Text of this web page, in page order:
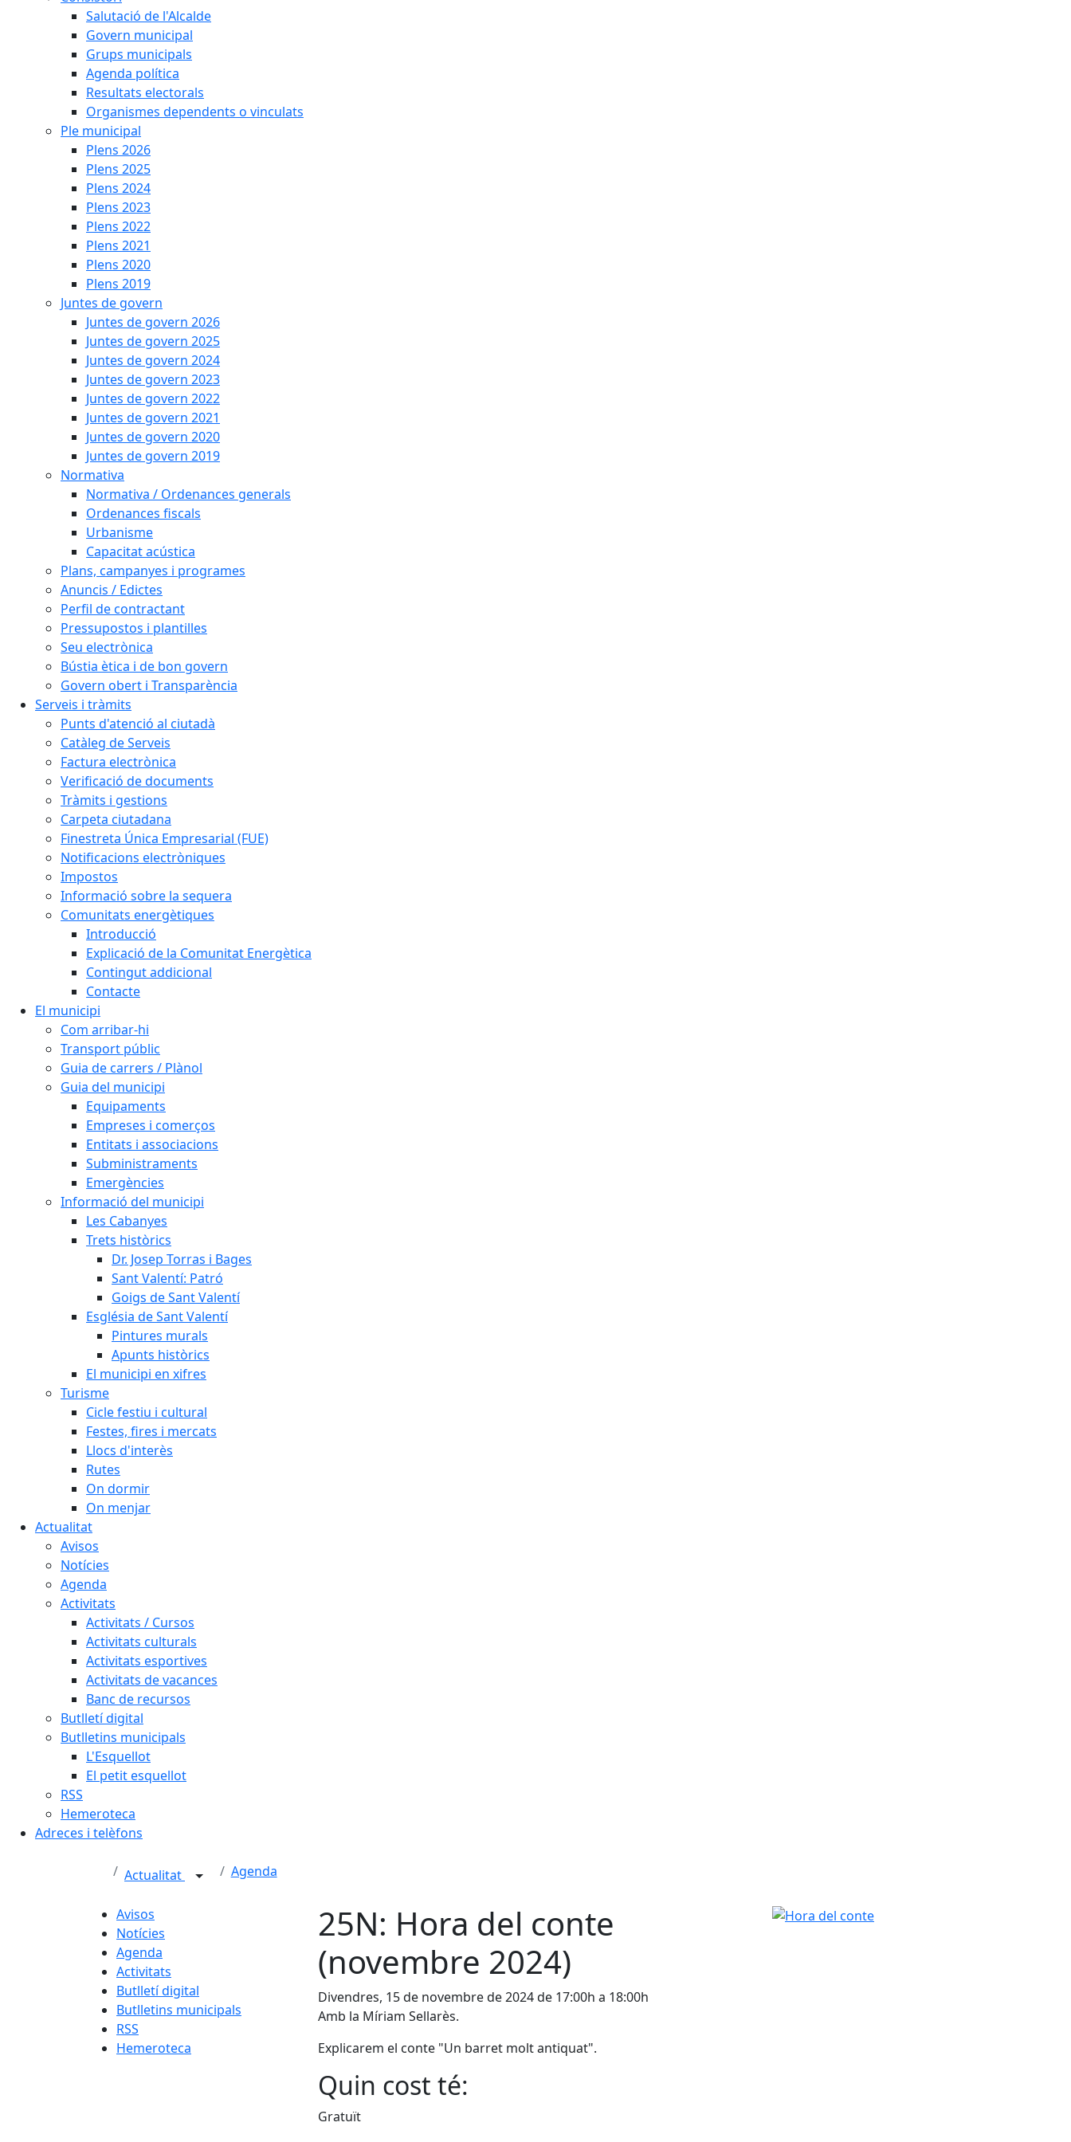
Salutació de l'Alcalde
Govern municipal
Grups municipals
Agenda política
Resultats electorals
Organismes dependents o vinculats
Ple municipal
Plens 2026
Plens 2025
Plens 2024
Plens 2023
Plens 2022
Plens 2021
Plens 2020
Plens 2019
Juntes de govern
Juntes de govern 2026
Juntes de govern 2025
Juntes de govern 2024
Juntes de govern 2023
Juntes de govern 2022
Juntes de govern 2021
Juntes de govern 2020
Juntes de govern 2019
Normativa
Normativa / Ordenances generals
Ordenances fiscals
Urbanisme
Capacitat acústica
Plans, campanyes i programes
Anuncis / Edictes
Perfil de contractant
Pressupostos i plantilles
Seu electrònica
Bústia ètica i de bon govern
Govern obert i Transparència
Serveis i tràmits
Punts d'atenció al ciutadà
Catàleg de Serveis
Factura electrònica
Verificació de documents
Tràmits i gestions
Carpeta ciutadana
Finestreta Única Empresarial (FUE)
Notificacions electròniques
Impostos
Informació sobre la sequera
Comunitats energètiques
Introducció
Explicació de la Comunitat Energètica
Contingut addicional
Contacte
El municipi
Com arribar-hi
Transport públic
Guia de carrers / Plànol
Guia del municipi
Equipaments
Empreses i comerços
Entitats i associacions
Subministraments
Emergències
Informació del municipi
Les Cabanyes
Trets històrics
Dr. Josep Torras i Bages
Sant Valentí: Patró
Goigs de Sant Valentí
Església de Sant Valentí
Pintures murals
Apunts històrics
El municipi en xifres
Turisme
Cicle festiu i cultural
Festes, fires i mercats
Llocs d'interès
Rutes
On dormir
On menjar
Actualitat
Avisos
Notícies
Agenda
Activitats
Activitats / Cursos
Activitats culturals
Activitats esportives
Activitats de vacances
Banc de recursos
Butlletí digital
Butlletins municipals
L'Esquellot
El petit esquellot
RSS
Hemeroteca
Adreces i telèfons
Actualitat Agenda
Avisos
Notícies
Agenda
Activitats
Butlletí digital
Butlletins municipals
RSS
Hemeroteca
25N: Hora del conte
(novembre 2024)
Divendres, 15 de novembre de 2024 de 17:00h a 18:00h
Amb la Míriam Sellarès.
Explicarem el conte "Un barret molt antiquat".
Quin cost té:
Gratuït
Hora del conte